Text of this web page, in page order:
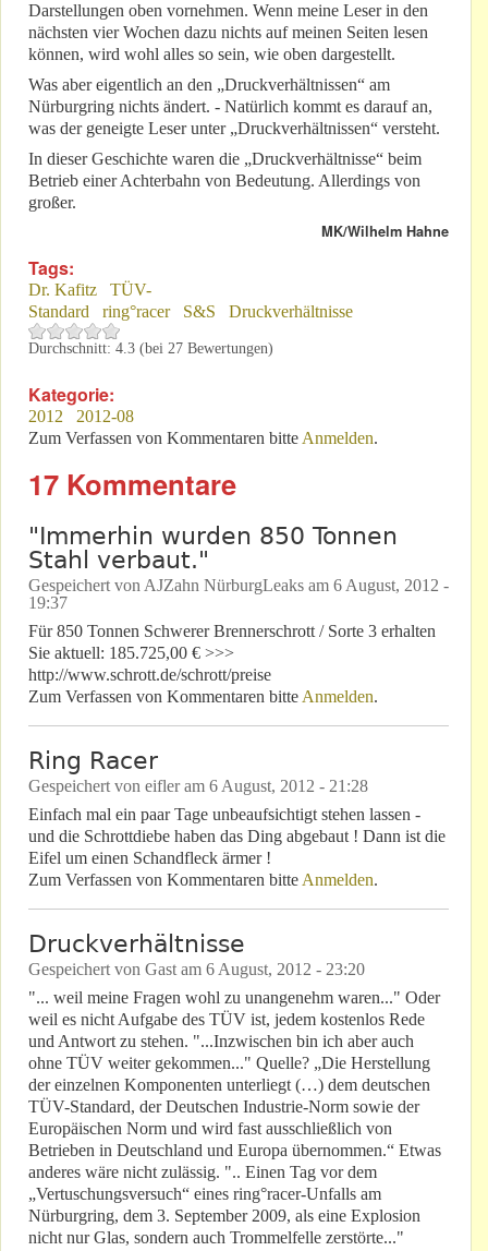
Darstellungen oben vornehmen. Wenn meine Leser in den
nächsten vier Wochen dazu nichts auf meinen Seiten lesen
können, wird wohl alles so sein, wie oben dargestellt.
Was aber eigentlich an den „Druckverhältnissen“ am
Nürburgring nichts ändert. - Natürlich kommt es darauf an,
was der geneigte Leser unter „Druckverhältnissen“ versteht.
In dieser Geschichte waren die „Druckverhältnisse“ beim
Betrieb einer Achterbahn von Bedeutung. Allerdings von
großer.
MK/Wilhelm Hahne
Tags:
Dr. Kafitz
TÜV-
Standard
ring°racer S&S Druckverhältnisse
Durchschnitt: 4.3 (bei 27 Bewertungen)
Kategorie:
2012
2012-08
Zum Verfassen von Kommentaren bitte Anmelden.
17 Kommentare
"Immerhin wurden 850 Tonnen
Stahl verbaut."
Gespeichert von AJZahn NürburgLeaks am 6 August, 2012 -
19:37
Für 850 Tonnen Schwerer Brennerschrott / Sorte 3 erhalten
Sie aktuell: 185.725,00 € >>>
http://www.schrott.de/schrott/preise
Zum Verfassen von Kommentaren bitte Anmelden.
Ring Racer
Gespeichert von eifleram 6 August, 2012 - 21:28
Einfach mal ein paar Tage unbeaufsichtigt stehen lassen -
und die Schrottdiebe haben das Ding abgebaut ! Dann ist die
Eifel um einen Schandfleck ärmer !
Zum Verfassen von Kommentaren bitte Anmelden.
Druckverhältnisse
Gespeichert von Gast am 6 August, 2012 - 23:20
"... weil meine Fragen wohl zu unangenehm waren..." Oder
weil es nicht Aufgabe des TÜV ist, jedem kostenlos Rede
und Antwort zu stehen. "...Inzwischen bin ich aber auch
ohne TÜV weiter gekommen..." Quelle? „Die Herstellung
der einzelnen Komponenten unterliegt (…) dem deutschen
TÜV-Standard, der Deutschen Industrie-Norm sowie der
Europäischen Norm und wird fast ausschließlich von
Betrieben in Deutschland und Europa übernommen.“ Etwas
anderes wäre nicht zulässig. ".. Einen Tag vor dem
„Vertuschungsversuch“ eines ring°racer-Unfalls am
Nürburgring, dem 3. September 2009, als eine Explosion
nicht nur Glas, sondern auch Trommelfelle zerstörte..."